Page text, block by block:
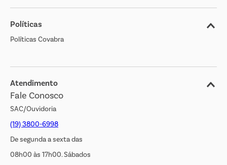
Sobre o Covabra
Nossas Lojas
Cliente Bem Estar
Jornal de Ofertas
Transparência Salarial
Políticas
Políticas Covabra
Atendimento
Fale Conosco
SAC/Ouvidoria
(19) 3800-6998
De segunda a sexta das
08h00 às 17h00. Sábados